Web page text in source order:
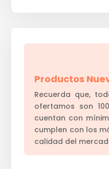
Productos
Recuerda que,
ofertamos son
cuentan con
cumplen con los
calidad del